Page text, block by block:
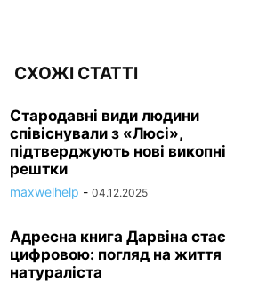
СХОЖІ СТАТТІ
Стародавні види людини
співіснували з «Люсі»,
підтверджують нові викопні
рештки
maxwelhelp - 04.12.2025
Адресна книга Дарвіна стає
цифровою: погляд на життя
натураліста